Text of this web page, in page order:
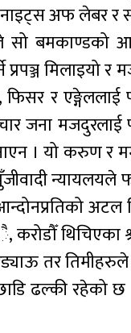
अफ लेबर र
सो
मिलाइयो र
र
जना
। यो करुण र
न्यायलयले
अटल
करोडौँ
तर तिमीहरुले
ढल्की रहेको